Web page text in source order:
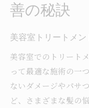
善の秘訣
美容室トリートメ
美容室でのトリート
って最適な施術の一
ないダメージやパサ
ど、さまざまな髪の